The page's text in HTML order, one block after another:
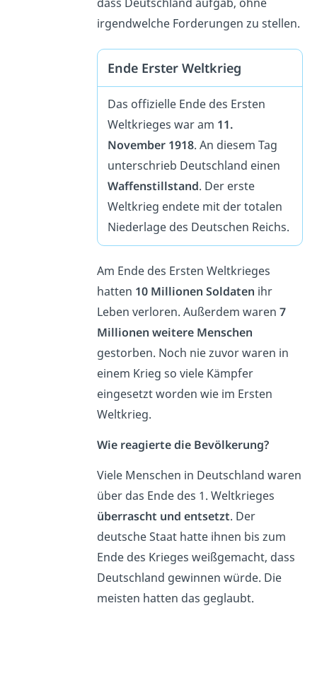
irgendwelche Forderungen zu stellen.
Ende Erster Weltkrieg
Das offizielle Ende des Ersten
Weltkrieges war am 11.
November 1918. An diesem Tag
unterschrieb Deutschland einen
Waffenstillstand. Der erste
Weltkrieg endete mit der totalen
Niederlage des Deutschen Reichs.
Am Ende des Ersten Weltkrieges
hatten 10 Millionen Soldaten ihr
Leben verloren. Außerdem waren 7
Millionen weitere Menschen
gestorben. Noch nie zuvor waren in
einem Krieg so viele Kämpfer
eingesetzt worden wie im Ersten
Weltkrieg.
Wie reagierte die Bevölkerung?
Viele Menschen in Deutschland waren
über das Ende des 1. Weltkrieges
überrascht und entsetzt. Der
deutsche Staat hatte ihnen bis zum
Ende des Krieges weißgemacht, dass
Deutschland gewinnen würde. Die
meisten hatten das geglaubt.